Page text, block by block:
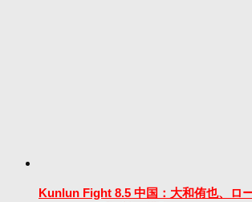
Kunlun Fight 8.5 中国：大和侑也、ロ